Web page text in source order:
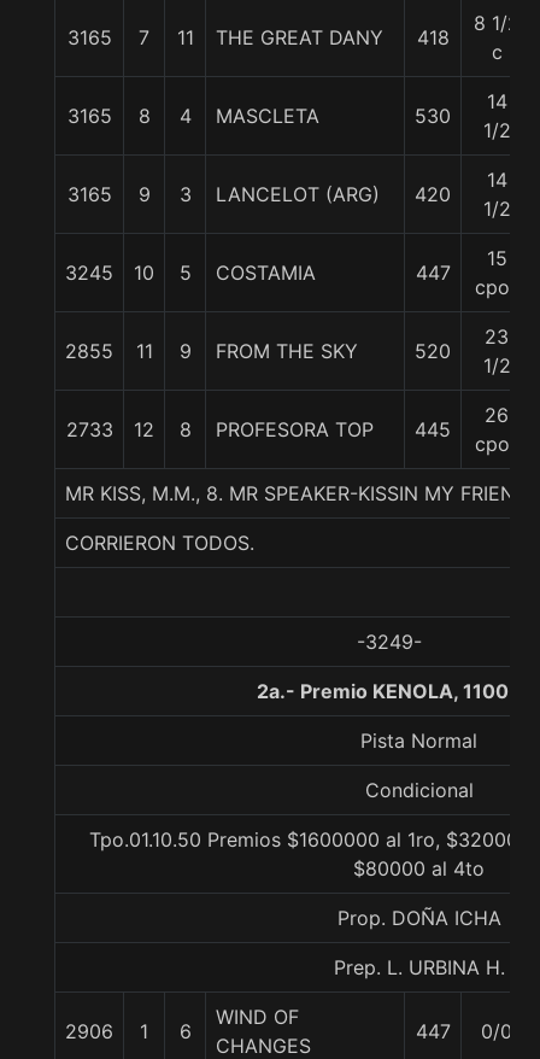
3165 7 11 THE GREAT DANY 418
8 1/2
c
3165 8 4 MASCLETA 530
14
1/2
3165 9 3 LANCELOT (ARG) 420
14
1/2
3245 10 5 COSTAMIA 447
15
cpos
2855 11 9 FROM THE SKY 520
23
1/2
2733 12 8 PROFESORA TOP 445
26
cpos
MR KISS, M.M., 8. MR SPEAKER-KISSIN MY
CORRIERON TODOS.
-3249-
2a.- Premio KENOLA, 1100
Pista Normal
Condicional
Tpo.01.10.50 Premios $1600000 al 1ro,
$80000 al 4to
Prop. DOÑA ICHA
Prep. L. URBINA H.
2906 1 6
WIND OF
CHANGES
447 0/0